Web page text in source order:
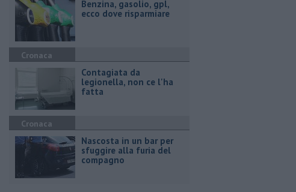
​Benzina, gasolio, gpl,
ecco dove risparmiare
Cronaca
Contagiata da
legionella, non ce l'ha
fatta
Cronaca
Nascosta in un bar per
sfuggire alla furia del
compagno